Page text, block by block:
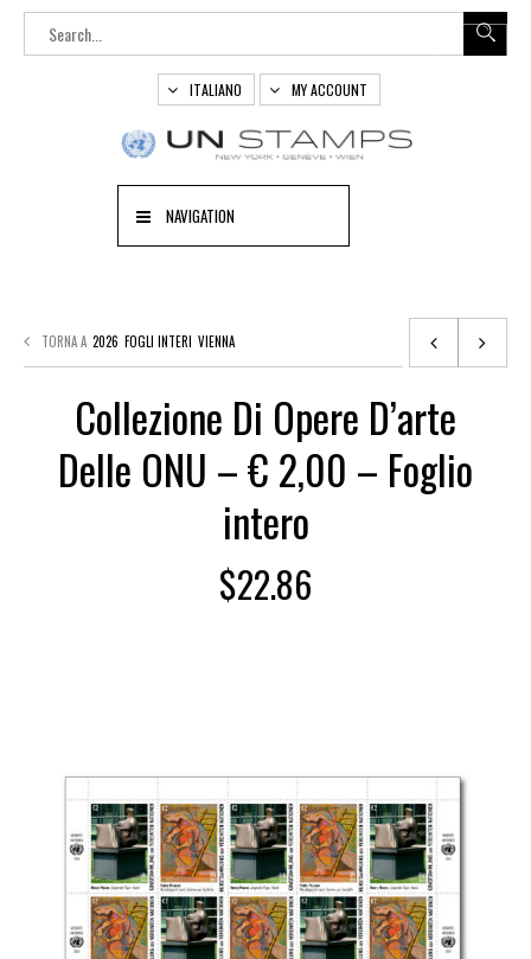
ITALIANO MY ACCOUNT
NAVIGATION
TORNA A 2026 FOGLI INTERI VIENNA
Collezione Di Opere D’arte
Delle ONU – € 2,00 – Foglio
intero
$22.86